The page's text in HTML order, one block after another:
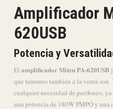
Amplificador
620USB
Potencia y
El amplificador Mitzu PA-620USB
que tenemos también a la venta
cualquier necesidad de perifoneo,
una potencia de 180W PMPO y